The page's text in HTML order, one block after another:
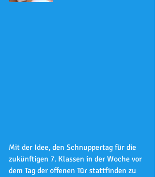
Mit der Idee, den Schnuppertag für die
zukünftigen 7. Klassen in der Woche vor
dem Tag der offenen Tür stattfinden zu